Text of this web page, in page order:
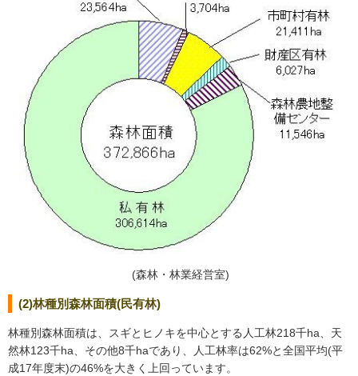
(森林・林業経営室)
(2)林種別森林面積(民有林)
林種別森林面積は、スギとヒノキを中心とする人工林218千ha、天
然林123千ha、その他8千haであり、人工林率は62%と全国平均(平
成17年度末)の46%を大きく上回っています。